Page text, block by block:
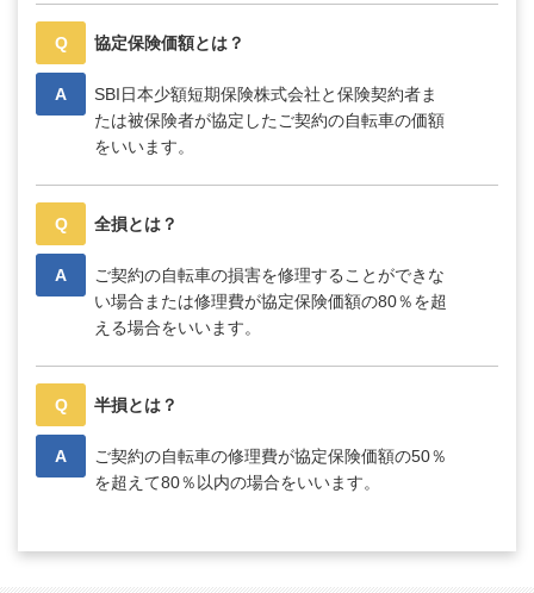
Q 協定保険価額とは？
A
SBI日本少額短期保険株式会社と保険契約者ま
たは被保険者が協定したご契約の自転車の価額
をいいます。
Q 全損とは？
A
ご契約の自転車の損害を修理することができな
い場合または修理費が協定保険価額の80％を超
える場合をいいます。
Q 半損とは？
A
ご契約の自転車の修理費が協定保険価額の50％
を超えて80％以内の場合をいいます。